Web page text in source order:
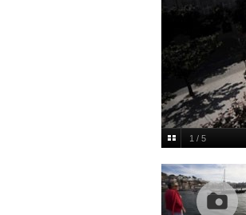
PortoPedro Cunha
1 / 5
Multimedia